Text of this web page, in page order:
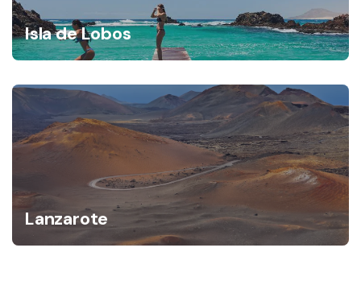
Isla de Lobos
Lanzarote